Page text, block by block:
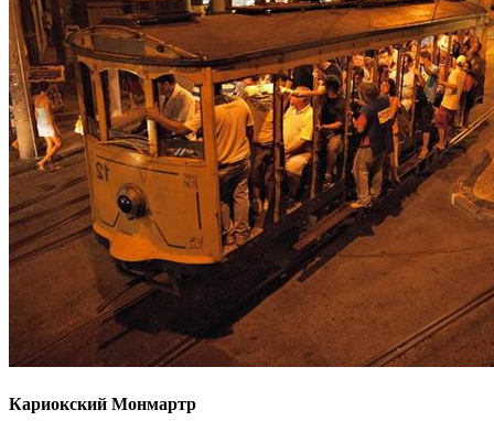
Кариокский Монмартр